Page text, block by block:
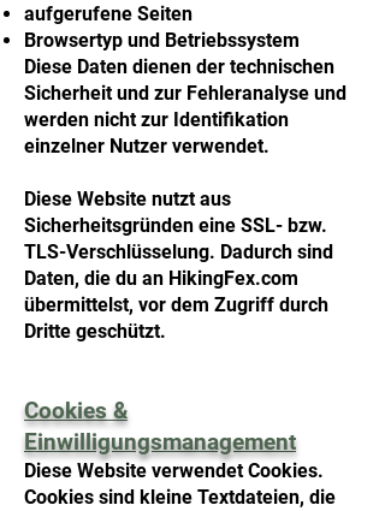
aufgerufene Seiten
Browsertyp und Betriebssystem
Diese Daten dienen der technischen
Sicherheit und zur Fehleranalyse und
werden nicht zur Identifikation
einzelner Nutzer verwendet.
Diese Website nutzt aus
Sicherheitsgründen eine SSL- bzw.
TLS-Verschlüsselung. Dadurch sind
Daten, die du an HikingFex.com
übermittelst, vor dem Zugriff durch
Dritte geschützt.
Cookies &
Einwilligungsmanagement
Diese Website verwendet Cookies.
Cookies sind kleine Textdateien, die